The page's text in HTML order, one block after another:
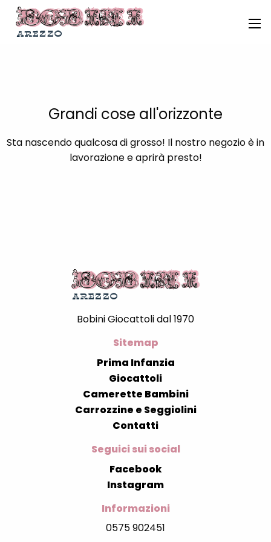
Grandi cose all'orizzonte
Sta nascendo qualcosa di grosso! Il nostro negozio è in
lavorazione e aprirà presto!
Bobini Giocattoli dal 1970
Sitemap
Prima Infanzia
Giocattoli
Camerette Bambini
Carrozzine e Seggiolini
Contatti
Seguici sui social
Facebook
Instagram
Informazioni
0575 902451